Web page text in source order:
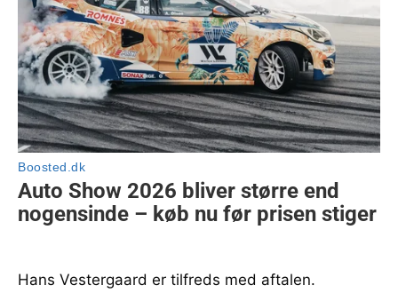
Hans Vestergaard er tilfreds med aftalen.